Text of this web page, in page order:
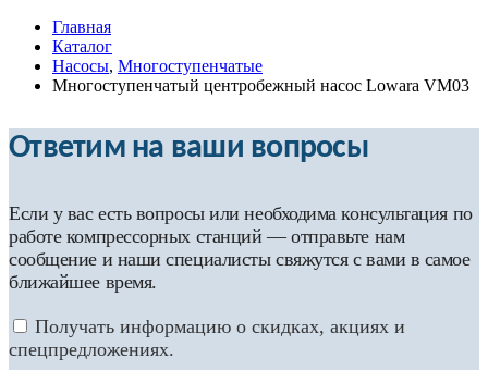
Главная
Каталог
Насосы, Многоступенчатые
Многоступенчатый центробежный насос Lowara VM03
Ответим на ваши вопросы
Если у вас есть вопросы или необходима консультация по
работе компрессорных станций — отправьте нам
сообщение и наши специалисты свяжутся с вами в самое
ближайшее время.
Получать информацию о скидках, акциях и
спецпредложениях.